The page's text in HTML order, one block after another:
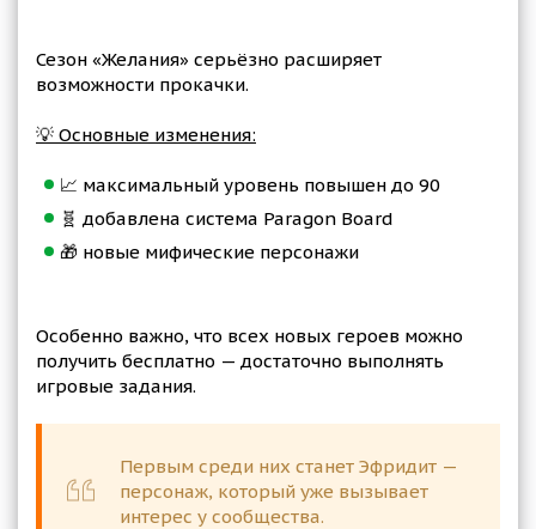
Сезон «Желания» серьёзно расширяет
возможности прокачки.
💡 Основные изменения:
📈 максимальный уровень повышен до 90
🧬 добавлена система Paragon Board
🎁 новые мифические персонажи
Особенно важно, что всех новых героев можно
получить бесплатно — достаточно выполнять
игровые задания.
Первым среди них станет Эфридит —
персонаж, который уже вызывает
интерес у сообщества.